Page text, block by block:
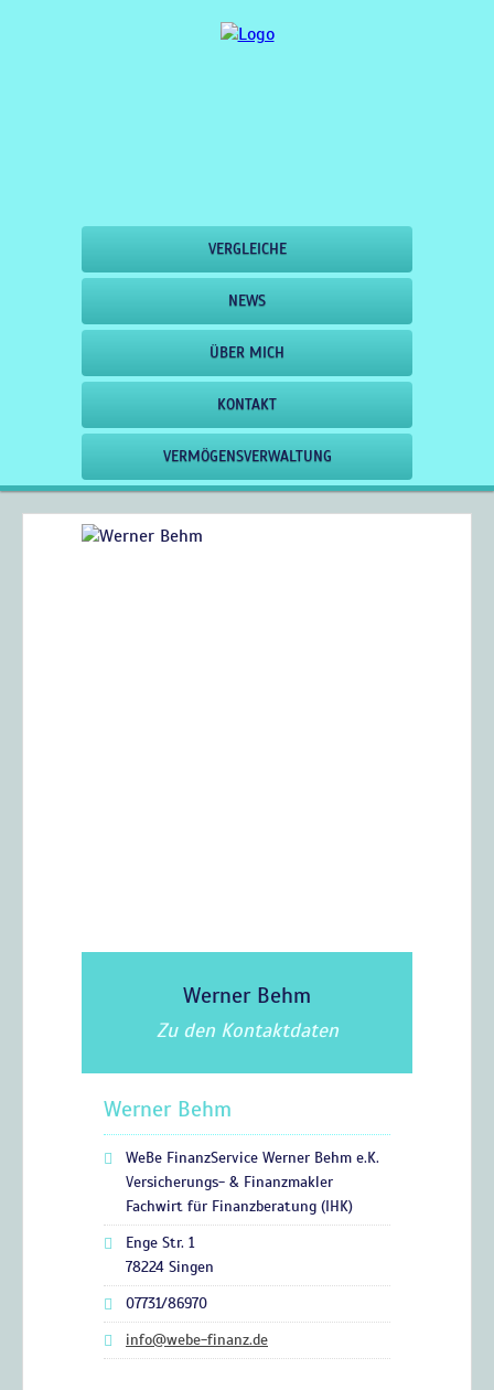
VERGLEICHE
NEWS
ÜBER MICH
KONTAKT
VERMÖGENSVERWALTUNG
Werner Behm
Zu den Kontaktdaten
Werner Behm
WeBe FinanzService Werner Behm e.K.
Versicherungs- & Finanzmakler
Fachwirt für Finanzberatung (IHK)
Enge Str. 1
78224 Singen
07731/86970
info@webe-finanz.de